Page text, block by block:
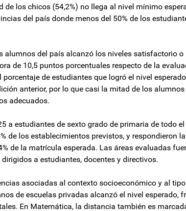
los chicos (54,2%) no llega al nivel mínimo
del país donde menos del 50% de los
alumnos del país alcanzó los niveles satisfactorio o
de 10,5 puntos porcentuales respecto de la
de estudiantes que logró el nivel
anterior, por lo que casi la mitad de los alumnos
adecuados.
a estudiantes de sexto grado de primaria de todo
de los establecimientos previstos, y respondieron la
de la matrícula esperada. Las áreas evaluadas
a estudiantes, docentes y directivos.
asociadas al contexto socioeconómico y al
de escuelas privadas alcanzó el nivel esperado,
En Matemática, la distancia también es